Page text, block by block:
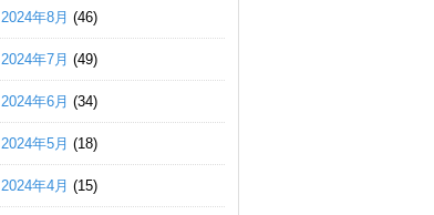
2024年8月 (46)
2024年7月 (49)
2024年6月 (34)
2024年5月 (18)
2024年4月 (15)